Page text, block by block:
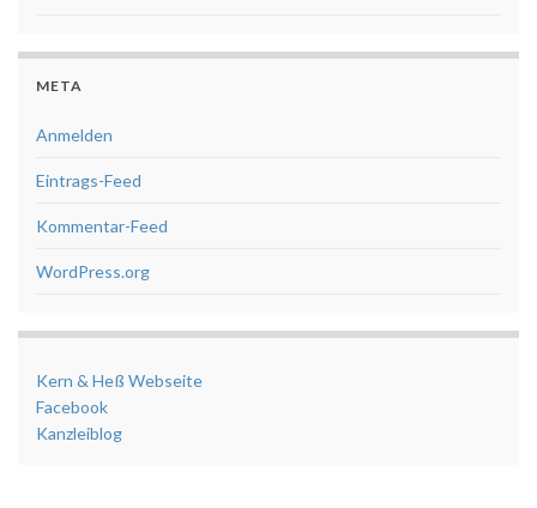
META
Anmelden
Eintrags-Feed
Kommentar-Feed
WordPress.org
Kern & Heß Webseite
Facebook
Kanzleiblog